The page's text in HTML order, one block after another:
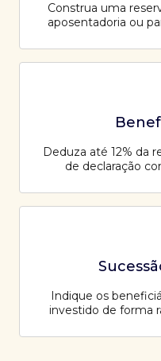
Construa uma
aposentadoria ou
Deduza até 12% da
de declaração
Indique os
investido de forma